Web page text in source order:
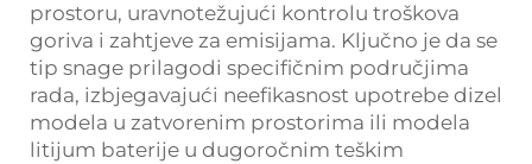
prostoru, uravnotežujući kontrolu troškova
goriva i zahtjeve za emisijama. Ključno je da se
tip snage prilagodi specifičnim područjima
rada, izbjegavajući neefikasnost upotrebe dizel
modela u zatvorenim prostorima ili modela
litijum baterije u dugoročnim teškim